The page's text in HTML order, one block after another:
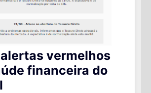
vermelhos
financeira do